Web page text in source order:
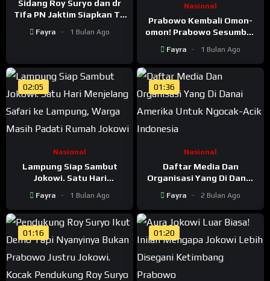
Sidang Roy Suryo dan dr
Tifa PN Jaktim Siapkan TV
Pengunjung Sidang Roy
Fayra 1 Bulan Ago
Nasional
Prabowo Kembali Omon-
omon! Prabowo Sesumbar
Prabowo Tahu Demo
Dibayar?
Fayra 1 Bulan Ago
02:05
Nasional
Lampung Siap Sambut
Jokowi. Satu Hari
Lampung, Warga Masih
Padati Rumah Jokowi
Fayra 1 Bulan Ago
01:36
Nasional
Daftar Media Dan
Organisasi Yang Di Danai
Acik Indonesia
Fayra 2 Bulan Ago
01:16 01:20